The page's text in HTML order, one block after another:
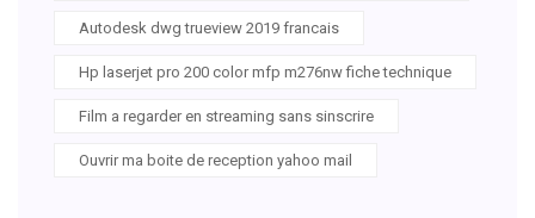
Autodesk dwg trueview 2019 francais
Hp laserjet pro 200 color mfp m276nw fiche technique
Film a regarder en streaming sans sinscrire
Ouvrir ma boite de reception yahoo mail